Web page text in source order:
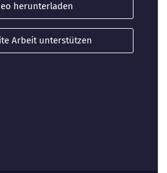
herunterladen
Arbeit unterstützen